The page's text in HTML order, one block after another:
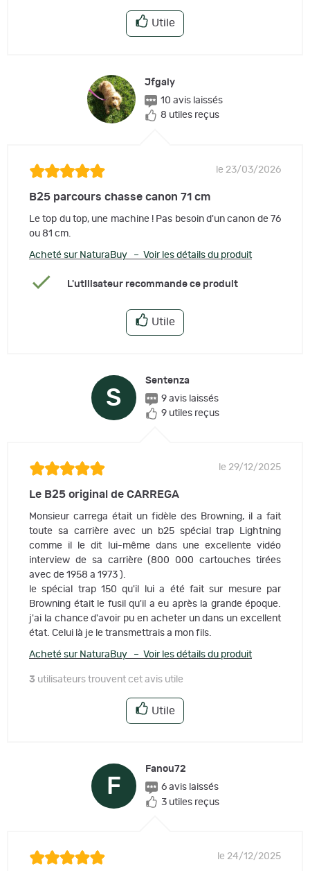
Utile
Jfgaly
10 avis laissés
8 utiles reçus
le 23/03/2026
B25 parcours chasse canon 71 cm
Le top du top, une machine ! Pas besoin d'un canon de 76
ou 81 cm.
Acheté sur NaturaBuy – Voir les détails du produit
L'utilisateur recommande ce produit
Utile
S
Sentenza
9 avis laissés
9 utiles reçus
le 29/12/2025
Le B25 original de CARREGA
Monsieur carrega était un fidèle des Browning, il a fait
toute sa carrière avec un b25 spécial trap Lightning
comme il le dit lui-même dans une excellente vidéo
interview de sa carrière (800 000 cartouches tirées
avec de 1958 a 1973 ).
le spécial trap 150 qu'il lui a été fait sur mesure par
Browning était le fusil qu'il a eu après la grande époque.
j'ai la chance d'avoir pu en acheter un dans un excellent
état. Celui là je le transmettrais a mon fils.
Acheté sur NaturaBuy – Voir les détails du produit
3 utilisateurs trouvent cet avis utile
Utile
F
Fanou72
6 avis laissés
3 utiles reçus
le 24/12/2025